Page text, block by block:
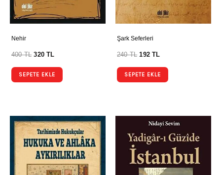
Nehir
400TL 320TL
SEPETE EKLE
Şark Seferleri
240TL 192TL
SEPETE EKLE